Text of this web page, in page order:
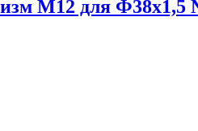
М12 для Ф38х1,5